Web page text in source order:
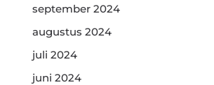
september 2024
augustus 2024
juli 2024
juni 2024